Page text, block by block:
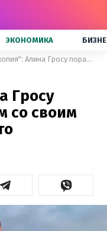
ЭКОНОМИКА
"Папа копия": Алина Гросу поразила сходством со своим отцом – редкие фото
Гросу
со своим